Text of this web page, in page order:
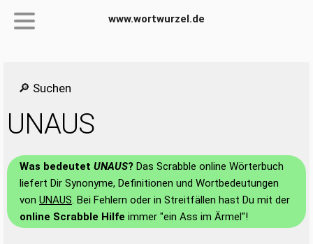
www.wortwurzel.de
🔎 Suchen
UNAUS
Was bedeutet UNAUS? Das Scrabble online Wörterbuch
liefert Dir Synonyme, Definitionen und Wortbedeutungen
von UNAUS. Bei Fehlern oder in Streitfällen hast Du mit der
online Scrabble Hilfe immer "ein Ass im Ärmel"!